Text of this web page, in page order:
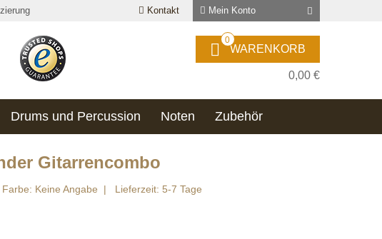
Kontakt Mein Konto
WARENKORB
0
0,00 €
Drums und Percussion Noten Zubehör
Gitarrencombo
Farbe: Keine Angabe Lieferzeit: 5-7 Tage